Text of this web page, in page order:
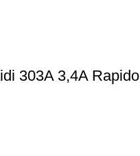
303A 3,4A Rapido